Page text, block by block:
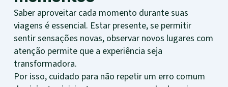
Saber aproveitar cada momento durante suas
viagens é essencial. Estar presente, se permitir
sentir sensações novas, observar novos lugares com
atenção permite que a experiência seja
transformadora.
Por isso, cuidado para não repetir um erro comum